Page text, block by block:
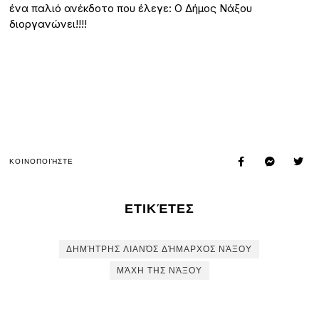
ένα παλιό ανέκδοτο που έλεγε: Ο Δήμος Νάξου
διοργανώνει!!!!
ΚΟΙΝΟΠΟΙΉΣΤΕ
ΕΤΙΚΈΤΕΣ
ΔΗΜΉΤΡΗΣ ΛΙΑΝΌΣ ΔΉΜΑΡΧΟΣ ΝΆΞΟΥ
ΜΆΧΗ ΤΗΣ ΝΆΞΟΥ